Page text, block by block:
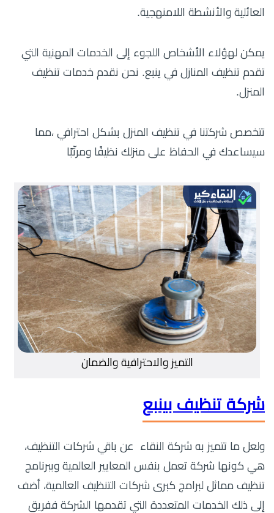
العائلية والأنشطة اللامنهجية.
يمكن لهؤلاء الأشخاص اللجوء إلى الخدمات المهنية التي
تقدم تنظيف المنازل في ينبع. نحن نقدم خدمات تنظيف
المنزل.
تتخصص شركتنا في تنظيف المنزل بشكل احترافي ،مما
سيساعدك في الحفاظ على منزلك نظيفًا ومرتّبًا
التميز والاحترافية والضمان
شركة تنظيف بينبع
ولعل ما تتميز به شركة النقاء عن باقي شركات التنظيف،
هي كونها شركة تعمل بنفس المعايير العالمية وببرنامج
تنظيف مماثل لبرامج كبرى شركات التنظيف العالمية، أضف
إلى ذلك الخدمات المتعددة التي تقدمها الشركة ففريق